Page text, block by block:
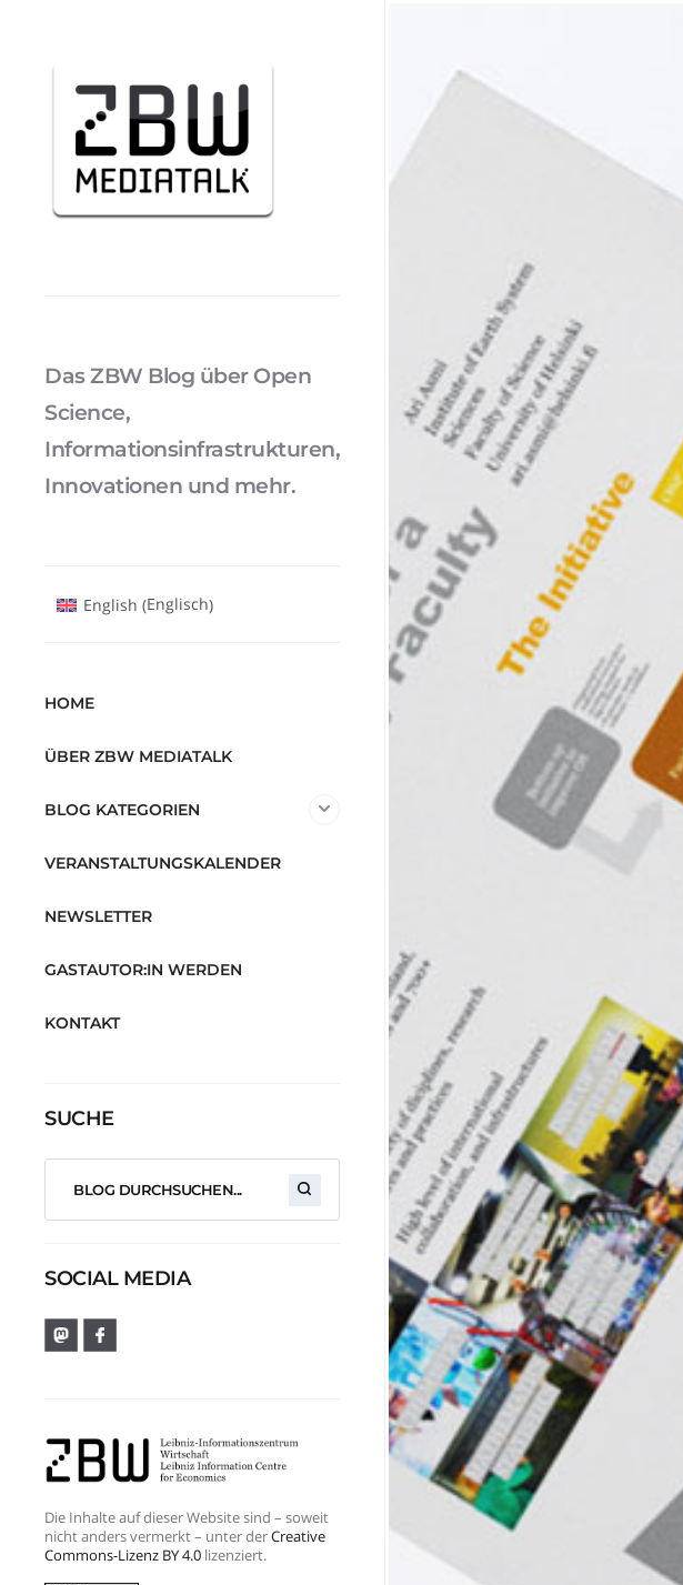
Das ZBW Blog über Open
Science,
Informationsinfrastrukturen,
Innovationen und mehr.
English (Englisch)
HOME
ÜBER ZBW MEDIATALK
BLOG KATEGORIEN
VERANSTALTUNGSKALENDER
NEWSLETTER
GASTAUTOR:IN WERDEN
KONTAKT
SUCHE
SOCIAL MEDIA
Die Inhalte auf dieser Website sind – soweit
nicht anders vermerkt – unter derCreative
Commons-Lizenz BY 4.0 lizenziert.